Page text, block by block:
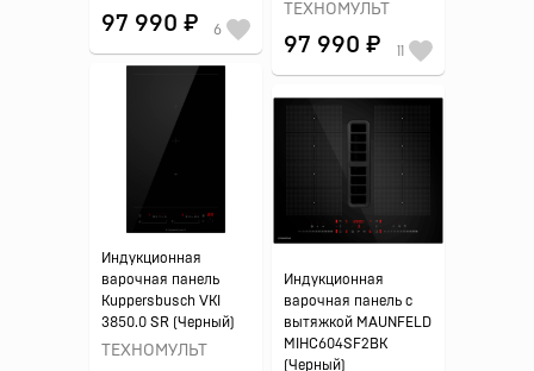
97 990 ₽ 6
ТЕХНОМУЛЬТ
97 990 ₽ 11
Индукционная
варочная панель
Kuppersbusch VKI
3850.0 SR (Черный)
ТЕХНОМУЛЬТ
Индукционная
варочная панель с
вытяжкой MAUNFELD
MIHC604SF2BK
(Черный)